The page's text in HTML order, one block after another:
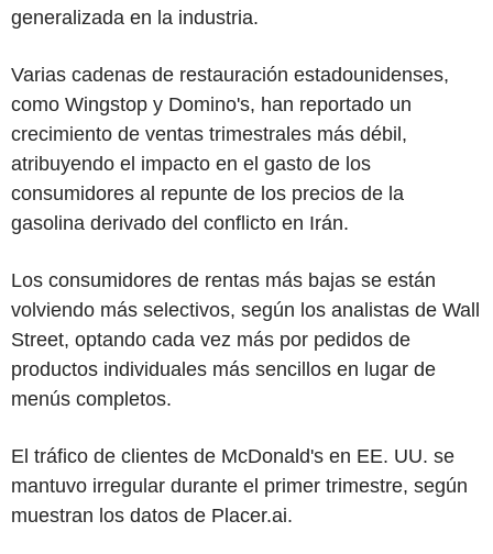
generalizada en la industria.
Varias cadenas de restauración estadounidenses,
como Wingstop y Domino's, han reportado un
crecimiento de ventas trimestrales más débil,
atribuyendo el impacto en el gasto de los
consumidores al repunte de los precios de la
gasolina derivado del conflicto en Irán.
Los consumidores de rentas más bajas se están
volviendo más selectivos, según los analistas de Wall
Street, optando cada vez más por pedidos de
productos individuales más sencillos en lugar de
menús completos.
El tráfico de clientes de McDonald's en EE. UU. se
mantuvo irregular durante el primer trimestre, según
muestran los datos de Placer.ai.